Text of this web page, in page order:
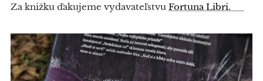
Za knižku ďakujeme vydavateľstvu Fortuna Libri. ❤️